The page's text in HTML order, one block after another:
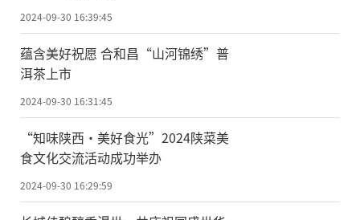
2024-09-30 16:39:45
蕴含美好祝愿 合和昌“山河锦绣”普
洱茶上市
2024-09-30 16:31:45
“知味陕西•美好食光”2024陕菜美
食文化交流活动成功举办
2024-09-30 16:29:59